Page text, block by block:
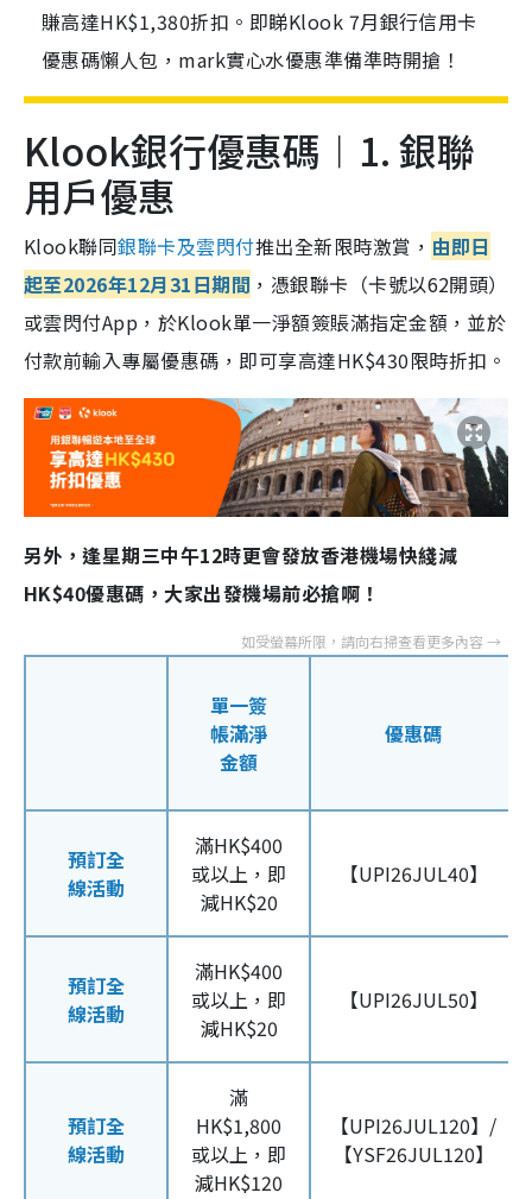
賺高達HK$1,380折扣。即睇Klook 7月銀行信用卡
優惠碼懶人包，mark實心水優惠準備準時開搶！
Klook銀行優惠碼︱1. 銀聯
用戶優惠
Klook聯同銀聯卡及雲閃付推出全新限時激賞， 由即日
起至2026年12月31日期間 ，憑銀聯卡（卡號以62開頭）
或雲閃付App，於Klook單一淨額簽賬滿指定金額，並於
付款前輸入專屬優惠碼，即可享高達HK$430限時折扣。
另外，逢星期三中午12時更會發放香港機場快綫減
HK$40優惠碼，大家出發機場前必搶啊！
單一簽
帳滿淨
金額
優惠碼
預訂全
線活動
滿HK$400
或以上，即
減HK$20
【UPI26JUL40】
預訂全
線活動
滿HK$400
或以上，即
減HK$20
【UPI26JUL50】
預訂全
線活動
滿
HK$1,800
或以上，即
減HK$120
【UPI26JUL120】/
【YSF26JUL120】